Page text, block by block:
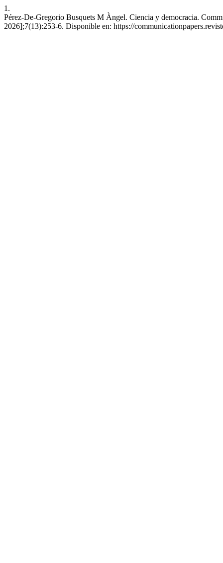
1.
Pérez-De-Gregorio Busquets M Àngel. Ciencia y democracia.
2026];7(13):253-6. Disponible en: https://